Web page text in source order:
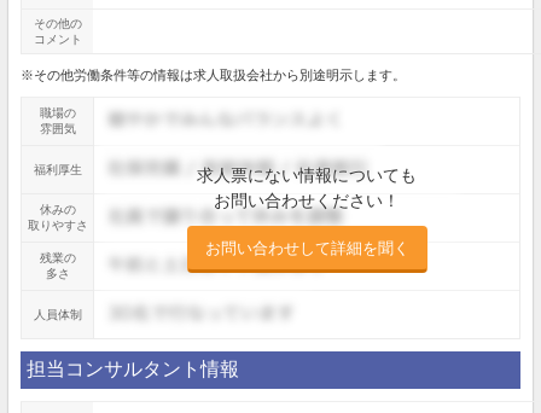
その他の
コメント
※その他労働条件等の情報は求人取扱会社から別途明示します。
職場の
雰囲気
求人票にない情報についても
お問い合わせください！
お問い合わせして詳細を聞く
福利厚生
休みの
取りやすさ
残業の
多さ
人員体制
担当コンサルタント情報